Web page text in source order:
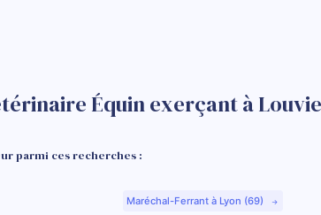
Équin exerçant à
parmi ces recherches :
Maréchal-Ferrant à Lyon (69)